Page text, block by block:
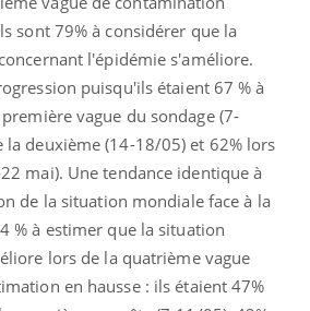
sont 79% à considérer que la
l'épidémie s'améliore.
puisqu'ils étaient 67 % à
vague du sondage (7-
la deuxième (14-18/05) et 62% lors
mai). Une tendance identique à
de la situation mondiale face à la
% à estimer que la situation
lors de la quatrième vague
en hausse : ils étaient 47%